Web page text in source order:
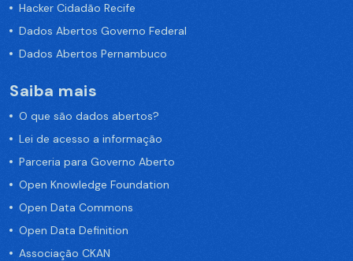
Hacker Cidadão Recife
Dados Abertos Governo Federal
Dados Abertos Pernambuco
Saiba mais
O que são dados abertos?
Lei de acesso a informação
Parceria para Governo Aberto
Open Knowledge Foundation
Open Data Commons
Open Data Definition
Associação CKAN